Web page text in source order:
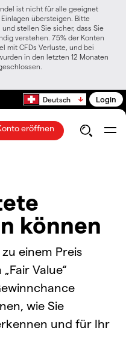
ist nicht für alle geeignet
übersteigen. Bitte
stellen Sie sicher, dass Sie
verstehen. 75% der Konten
mit CFDs Verluste, und bei
in den letzten 12 Monaten
Deutsch Login
eröffnen
können
einem Preis
Value“
wie Sie
und für Ihr